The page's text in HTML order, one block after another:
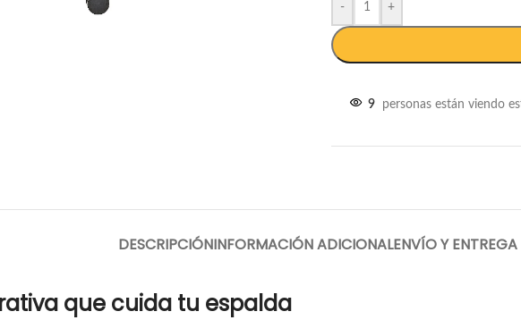
- +
9 personas están viendo
DESCRIPCIÓNINFORMACIÓN ADICIONALENVÍO Y ENTREGA
que cuida tu espalda